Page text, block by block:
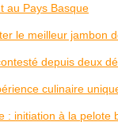
au Pays Basque
le meilleur jambon
depuis deux
culinaire
: initiation à la pelote